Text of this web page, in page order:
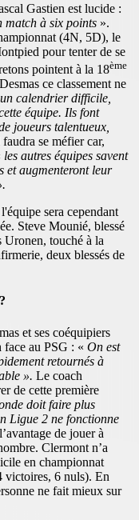
Gastien est lucide :
match à six points ».
(4N, 5D), le
pour tenter de se
pointent à la 18ème
ce classement ne
calendrier difficile,
équipe. Ils font
joueurs talentueux,
se méfier car,
les autres équipes savent
et augmenteront leur
sera cependant
Steve Mounié, blessé
Uronen, touché à la
deux blessés de
et ses coéquipiers
face au PSG : « On est
retournés à
». Le coach
de cette première
doit faire plus
Ligue 2 ne fonctionne
de jouer à
Clermont n’a
en championnat
victoires, 6 nuls). En
ne fait mieux sur